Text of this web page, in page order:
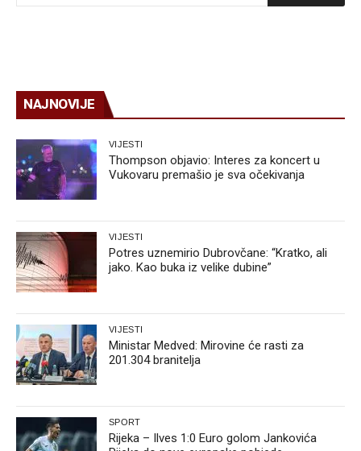
NAJNOVIJE
VIJESTI
Thompson objavio: Interes za koncert u
Vukovaru premašio je sva očekivanja
VIJESTI
Potres uznemirio Dubrovčane: “Kratko, ali
jako. Kao buka iz velike dubine”
VIJESTI
Ministar Medved: Mirovine će rasti za
201.304 branitelja
SPORT
Rijeka – Ilves 1:0 Euro golom Jankovića